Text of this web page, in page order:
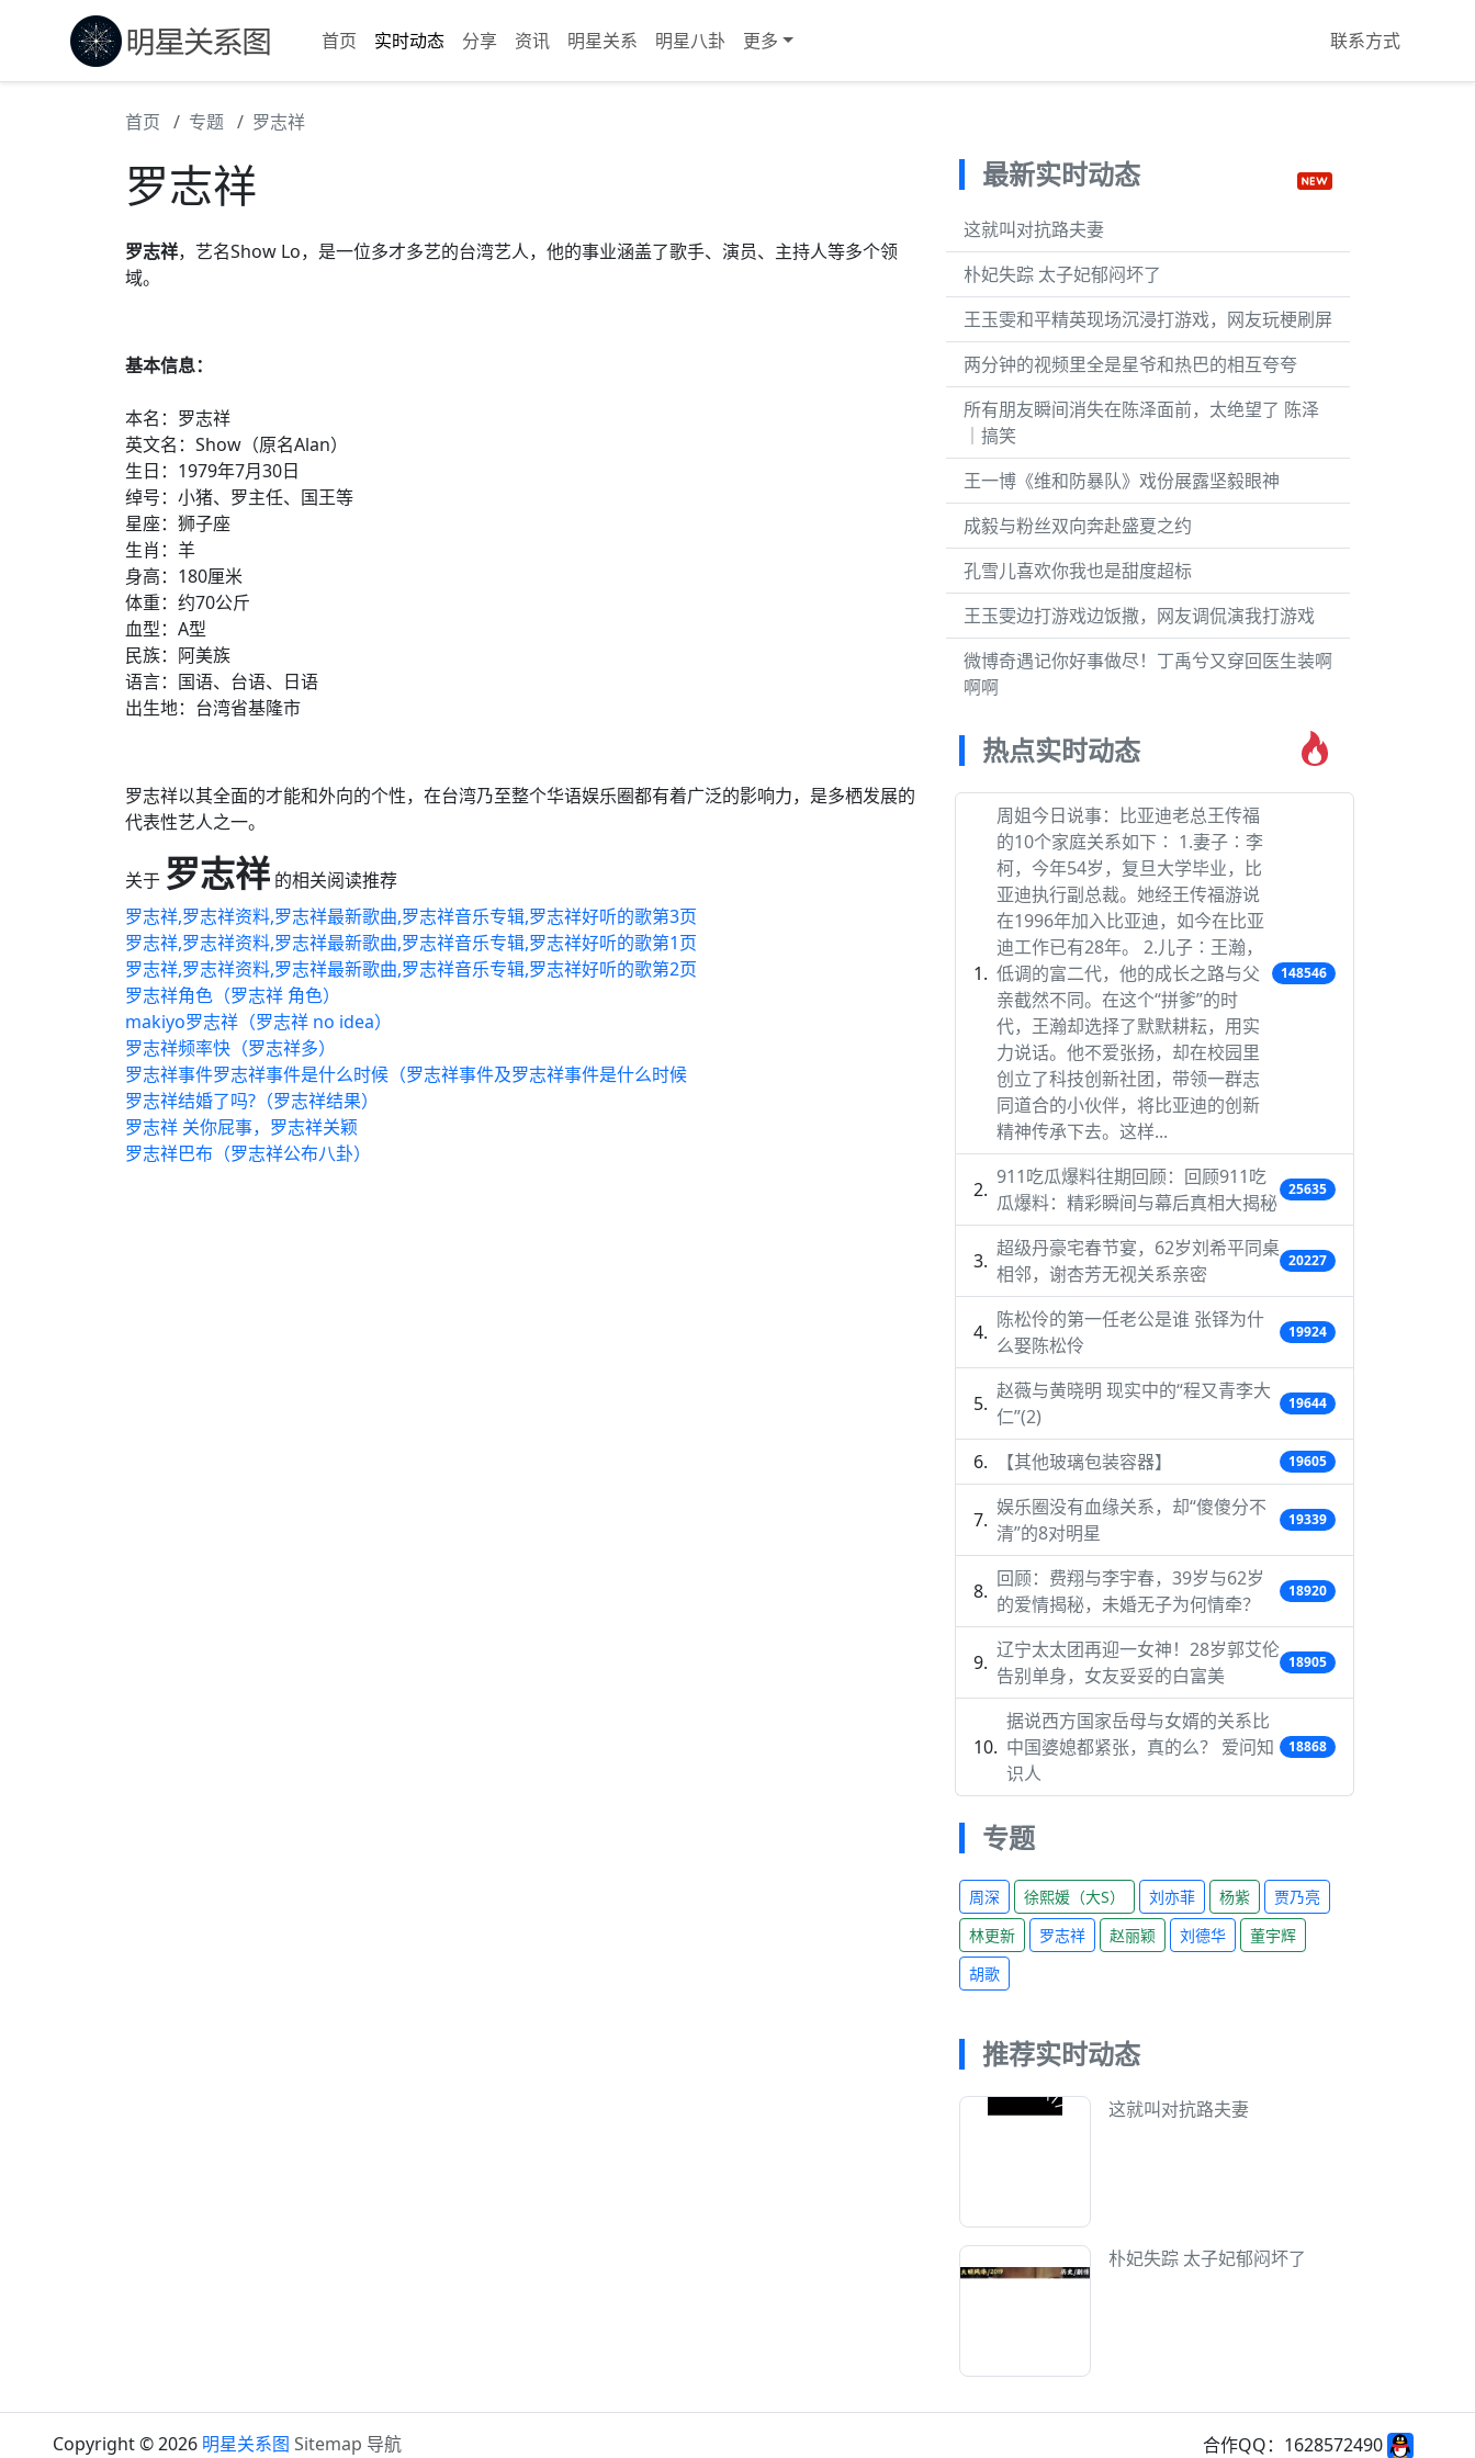
首页 实时动态 分享 资讯 明星关系 明星八卦 更多 联系方式
首页 专题 罗志祥
罗志祥
罗志祥，艺名Show Lo，是一位多才多艺的台湾艺人，他的事业涵盖了歌手、演员、主持人等多个领
域。
基本信息：
本名：罗志祥
英文名：Show（原名Alan）
生日：1979年7月30日
绰号：小猪、罗主任、国王等
星座：狮子座
生肖：羊
身高：180厘米
体重：约70公斤
血型：A型
民族：阿美族
语言：国语、台语、日语
出生地：台湾省基隆市
罗志祥以其全面的才能和外向的个性，在台湾乃至整个华语娱乐圈都有着广泛的影响力，是多栖发展的
代表性艺人之一。
关于 罗志祥 的相关阅读推荐
罗志祥,罗志祥资料,罗志祥最新歌曲,罗志祥音乐专辑,罗志祥好听的歌第3页
罗志祥,罗志祥资料,罗志祥最新歌曲,罗志祥音乐专辑,罗志祥好听的歌第1页
罗志祥,罗志祥资料,罗志祥最新歌曲,罗志祥音乐专辑,罗志祥好听的歌第2页
罗志祥角色（罗志祥 角色）
makiyo罗志祥（罗志祥 no idea）
罗志祥频率快（罗志祥多）
罗志祥事件罗志祥事件是什么时候（罗志祥事件及罗志祥事件是什么时候
罗志祥结婚了吗?（罗志祥结果）
罗志祥 关你屁事，罗志祥关颖
罗志祥巴布（罗志祥公布八卦）
最新实时动态
这就叫对抗路夫妻
朴妃失踪 太子妃郁闷坏了
王玉雯和平精英现场沉浸打游戏，网友玩梗刷屏
两分钟的视频里全是星爷和热巴的相互夸夸
所有朋友瞬间消失在陈泽面前，太绝望了 陈泽
｜搞笑
王一博《维和防暴队》戏份展露坚毅眼神
成毅与粉丝双向奔赴盛夏之约
孔雪儿喜欢你我也是甜度超标
王玉雯边打游戏边饭撒，网友调侃演我打游戏
微博奇遇记你好事做尽！丁禹兮又穿回医生装啊
啊啊
热点实时动态
周姐今日说事：比亚迪老总王传福
的10个家庭关系如下∶ 1.妻子∶李
柯，今年54岁，复旦大学毕业，比
亚迪执行副总裁。她经王传福游说
在1996年加入比亚迪，如今在比亚
迪工作已有28年。 2.儿子∶王瀚，
低调的富二代，他的成长之路与父
亲截然不同。在这个“拼爹”的时
代，王瀚却选择了默默耕耘，用实
力说话。他不爱张扬，却在校园里
创立了科技创新社团，带领一群志
同道合的小伙伴，将比亚迪的创新
精神传承下去。这样...
148546
911吃瓜爆料往期回顾：回顾911吃
瓜爆料：精彩瞬间与幕后真相大揭秘
25635
超级丹豪宅春节宴，62岁刘希平同桌
相邻，谢杏芳无视关系亲密
20227
陈松伶的第一任老公是谁 张铎为什
么娶陈松伶
19924
赵薇与黄晓明 现实中的“程又青李大
仁”(2)
19644
【其他玻璃包装容器】 19605
娱乐圈没有血缘关系，却“傻傻分不
清”的8对明星
19339
回顾：费翔与李宇春，39岁与62岁
的爱情揭秘，未婚无子为何情牵？
18920
辽宁太太团再迎一女神！28岁郭艾伦
告别单身，女友妥妥的白富美
18905
据说西方国家岳母与女婿的关系比
中国婆媳都紧张，真的么？ 爱问知
识人
18868
专题
周深 徐熙媛（大S） 刘亦菲 杨紫
贾乃亮
林更新
罗志祥 赵丽颖 刘德华
董宇辉
胡歌
推荐实时动态
这就叫对抗路夫妻
朴妃失踪 太子妃郁闷坏了
Copyright © 2026 明星关系图 Sitemap 导航 合作QQ：1628572490